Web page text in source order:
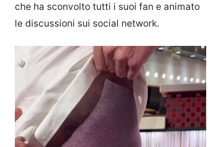
che ha sconvolto tutti i suoi fan e animato
le discussioni sui social network.